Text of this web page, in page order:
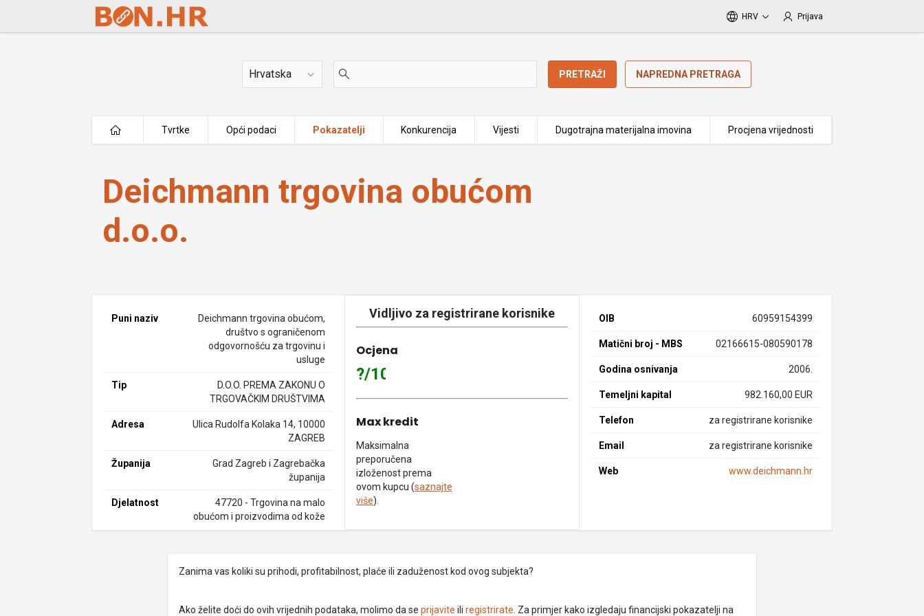
Skip to Main Content
HRV Prijava
Država PRETRAŽI NAPREDNA PRETRAGA
Tvrtke Opći podaci Pokazatelji Konkurencija Vijesti Dugotrajna materijalna imovina Procjena vrijednosti
Deichmann trgovina obućom d.o.o.
Deichmann trgovina obućom
d.o.o.
Puni naziv
Deichmann trgovina obućom,
društvo s ograničenom
odgovornošću za trgovinu i
usluge
Tip
D.O.O. PREMA ZAKONU O
TRGOVAČKIM DRUŠTVIMA
Adresa
Ulica Rudolfa Kolaka 14, 10000
ZAGREB
Županija
Grad Zagreb i Zagrebačka
županija
Djelatnost
47720 - Trgovina na malo
obućom i proizvodima od kože
Vidljivo za registrirane korisnike
Ocjena
?/10
Max kredit
Maksimalna
preporučena
izloženost prema
ovom kupcu (saznajte
više).
OIB 60959154399
Matični broj - MBS 02166615-080590178
Godina osnivanja 2006.
Temeljni kapital 982.160,00 EUR
Telefon za registrirane korisnike
Email za registrirane korisnike
Web www.deichmann.hr
Zanima vas koliki su prihodi, profitabilnost, plaće ili zaduženost kod ovog subjekta?
Ako želite doći do ovih vrijednih podataka, molimo da se prijavite ili registrirate . Za primjer kako izgledaju financijski pokazatelji na